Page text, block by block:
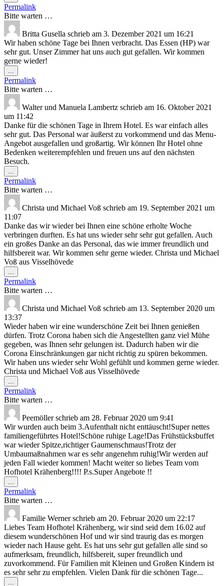
Metabox
ein-/ausblenden.
Permalink
Bitte warten …
Britta Gusella schrieb am 3. Dezember 2021 um 16:21
Wir haben schöne Tage bei Ihnen verbracht. Das Essen (HP) war
sehr gut. Unser Zimmer hat uns auch gut gefallen. Wir kommen
gerne wieder!
...
Metabox
ein-/ausblenden.
Permalink
Bitte warten …
Walter und Manuela Lambertz schrieb am 16. Oktober 2021
um 11:42
Danke für die schönen Tage in Ihrem Hotel. Es war einfach alles
sehr gut. Das Personal war äußerst zu vorkommend und das Menu-
Angebot ausgefallen und großartig. Wir können Ihr Hotel ohne
Bedenken weiterempfehlen und freuen uns auf den nächsten
Besuch.
...
Metabox
ein-/ausblenden.
Permalink
Bitte warten …
Christa und Michael Voß schrieb am 19. September 2021 um
11:07
Danke das wir wieder bei Ihnen eine schöne erholte Woche
verbringen durften. Es hat uns wieder sehr sehr gut gefallen. Auch
ein großes Danke an das Personal, das wie immer freundlich und
hilfsbereit war. Wir kommen sehr gerne wieder. Christa und Michael
Voß aus Visselhövede
...
Metabox
ein-/ausblenden.
Permalink
Bitte warten …
Christa und Michael Voß schrieb am 13. September 2020 um
13:37
Wieder haben wir eine wunderschöne Zeit bei Ihnen genießen
dürfen. Trotz Corona haben sich die Angestellten ganz viel Mühe
gegeben, was Ihnen sehr gelungen ist. Dadurch haben wir die
Corona Einschränkungen gar nicht richtig zu spüren bekommen.
Wir haben uns wieder sehr Wohl gefühlt und kommen gerne wieder.
Christa und Michael Voß aus Visselhövede
...
Metabox
ein-/ausblenden.
Permalink
Bitte warten …
Peemöllerschrieb am 28. Februar 2020 um 9:41
Wir wurden auch beim 3.Aufenthalt nicht enttäuscht!Super nettes
familiengeführtes Hotel!Schöne ruhige Lage!Das Frühstücksbuffet
war wieder Spitze,richtiger Gaumenschmaus!Trotz der
Umbaumaßnahmen war es sehr angenehm ruhig!Wir werden auf
jeden Fall wieder kommen! Macht weiter so liebes Team vom
Hofhotel Krähenberg!!!! P.s.Super Angebote !!
...
Metabox
ein-/ausblenden.
Permalink
Bitte warten …
Familie Wernerschrieb am 20. Februar 2020 um 22:17
Liebes Team Hofhotel Krähenberg, wir sind seid dem 16.02 auf
diesem wunderschönen Hof und wir sind traurig das es morgen
wieder nach Hause geht. Es hat uns sehr gut gefallen alle sind so
aufmerksam, freundlich, hilfsbereit, super freundlich und
zuvorkommend. Für Familien mit Kleinen und Großen Kindern ist
es sehr sehr zu empfehlen. Vielen Dank für die schönen Tage...
...